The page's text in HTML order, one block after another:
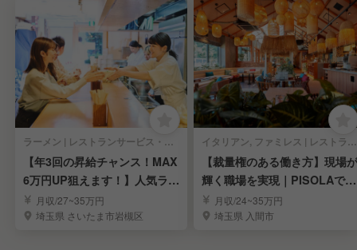
ラーメン | レストランサービス・ホールスタッフ
【年3回の昇給チャンス！MAX
6万円UP狙えます！】人気ラー
メンの社員募集
月収/27~35万円
埼玉県 さいたま市岩槻区
イタリアン, ファミレス | レストランサービス・ホールスタッフ
【裁量権のある働き方】現場が
輝く職場を実現｜PISOLAで店
長候補募集
月収/24~35万円
埼玉県 入間市